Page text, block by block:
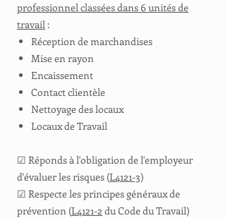
professionnel classées dans 6 unités de
travail:
Réception de marchandises
Mise en rayon
Encaissement
Contact clientèle
Nettoyage des locaux
Locaux de Travail
☑ Réponds à l'obligation de l'employeur
d'évaluer les risques (L4121-3)
☑ Respecte les principes généraux de
prévention (L4121-2 du Code du Travail)